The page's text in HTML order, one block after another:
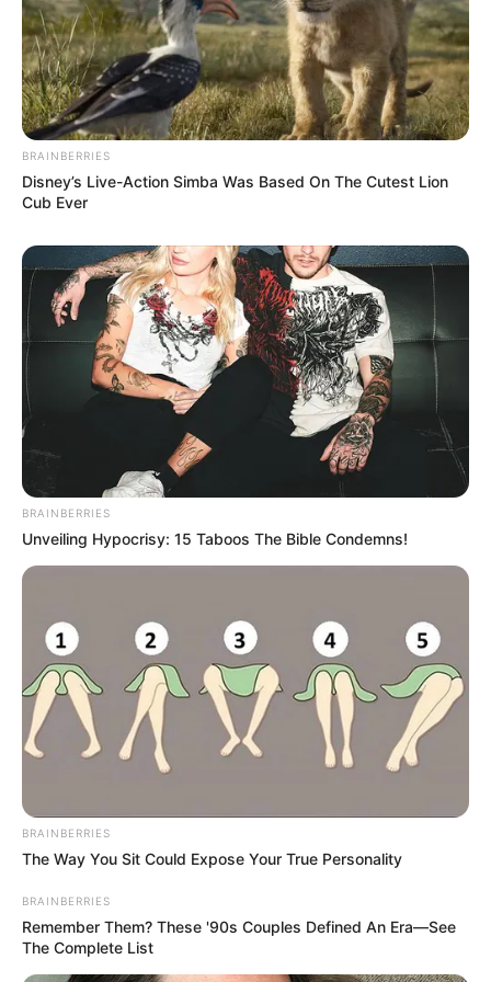
BRAINBERRIES
Disney’s Live-Action Simba Was Based On The Cutest Lion
Cub Ever
BRAINBERRIES
Unveiling Hypocrisy: 15 Taboos The Bible Condemns!
BRAINBERRIES
The Way You Sit Could Expose Your True Personality
BRAINBERRIES
Remember Them? These '90s Couples Defined An Era—See
The Complete List